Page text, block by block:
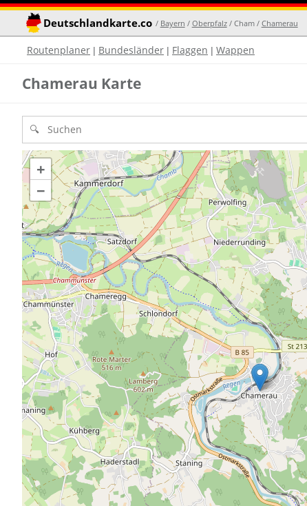
Deutschlandkarte.co / Bayern / Oberpfalz/ Cham / Chamerau
Routenplaner | Bundesländer | Flaggen | Wappen
Chamerau Karte
+
−